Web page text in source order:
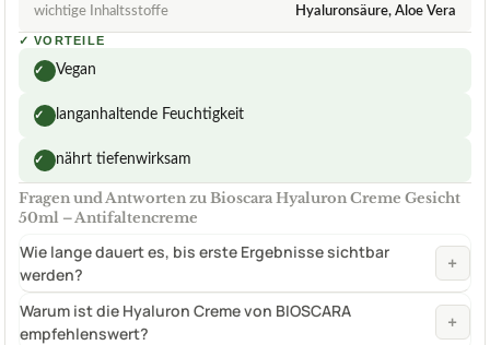
wichtige Inhaltsstoffe Hyaluronsäure, Aloe Vera
✓ VORTEILE
✓ Vegan
✓ langanhaltende Feuchtigkeit
✓ nährt tiefenwirksam
Fragen und Antworten zu Bioscara Hyaluron Creme Gesicht
50ml – Antifaltencreme
Wie lange dauert es, bis erste Ergebnisse sichtbar
werden?
+
Warum ist die Hyaluron Creme von BIOSCARA
empfehlenswert?
+